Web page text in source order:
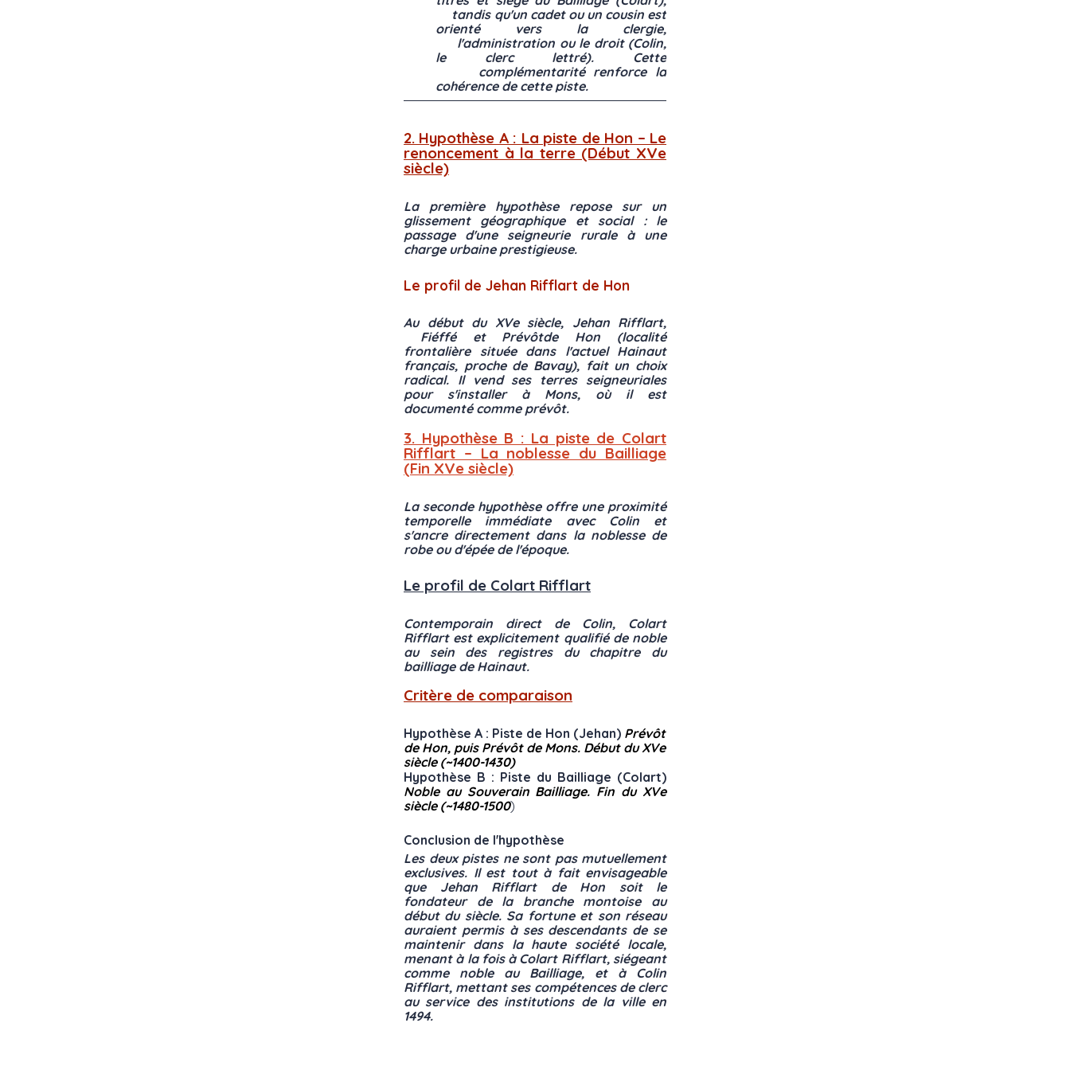
tandis qu'un cadet ou un cousin est
orienté vers la clergie,
l'administration ou le droit (Colin,
le clerc lettré). Cette
complémentarité renforce la
cohérence de cette piste.
2. Hypothèse A : La piste de Hon – Le
renoncement à la terre (Début XVe
siècle)
La première hypothèse repose sur un
glissement géographique et social : le
passage d'une seigneurie rurale à une
charge urbaine prestigieuse.
Le profil de Jehan Rifflart de Hon
Au début du XVe siècle, Jehan Rifflart,
Fiéffé et Prévôtde Hon (localité
frontalière située dans l'actuel Hainaut
français, proche de Bavay), fait un choix
radical. Il vend ses terres seigneuriales
pour s'installer à Mons, où il est
documenté comme prévôt.
3. Hypothèse B : La piste de Colart
Rifflart – La noblesse du Bailliage
(Fin XVe siècle)
La seconde hypothèse offre une proximité
temporelle immédiate avec Colin et
s'ancre directement dans la noblesse de
robe ou d'épée de l'époque.
Le profil de Colart Rifflart
Contemporain direct de Colin, Colart
Rifflart est explicitement qualifié de noble
au sein des registres du chapitre du
bailliage de Hainaut.
Critère de comparaison
Hypothèse A : Piste de Hon (Jehan) Prévôt
de Hon, puis Prévôt de Mons. Début du XVe
siècle (~1400-1430)
Hypothèse B : Piste du Bailliage (Colart)
Noble au Souverain Bailliage. Fin du XVe
siècle (~1480-1500)
Conclusion de l'hypothèse
Les deux pistes ne sont pas mutuellement
exclusives. Il est tout à fait envisageable
que Jehan Rifflart de Hon soit le
fondateur de la branche montoise au
début du siècle. Sa fortune et son réseau
auraient permis à ses descendants de se
maintenir dans la haute société locale,
menant à la fois à Colart Rifflart, siégeant
comme noble au Bailliage, et à Colin
Rifflart, mettant ses compétences de clerc
au service des institutions de la ville en
1494.